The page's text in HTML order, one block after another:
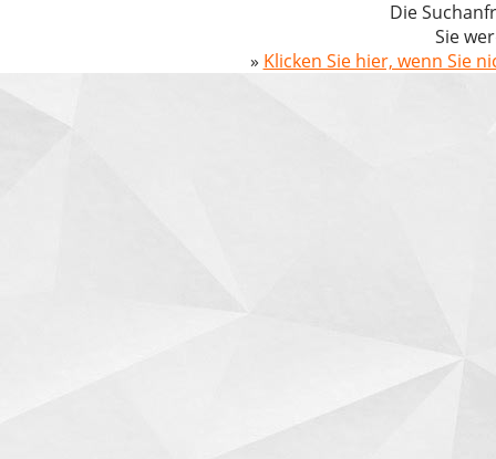
Die
Sie
» Klicken Sie hier, wenn Sie